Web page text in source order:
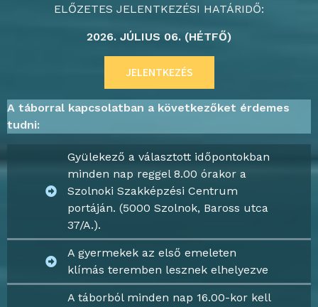
ELŐZETES JELENTKEZÉSI HATÁRIDŐ:
2026. JÚLIUS 06. (HÉTFŐ)
JELENTKEZÉS
A táborral kapcsolatban a következőket érdemes
tudni:
Gyülekező a választott időpontokban
minden nap reggel 8.00 órakor a
Szolnoki Szakképzési Centrum
portáján. (5000 Szolnok, Baross utca
37/A.).
A gyermekek az első emeleten
klímás teremben lesznek elhelyezve
A táborból minden nap 16.00-kor kell